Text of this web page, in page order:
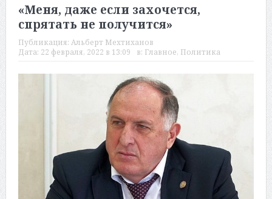
«Меня, даже если захочется,
спрятать не получится»
Публикация: Альберт Мехтиханов
Дата: 22 февраля, 2022 в 13:09 в: Главное, Политика